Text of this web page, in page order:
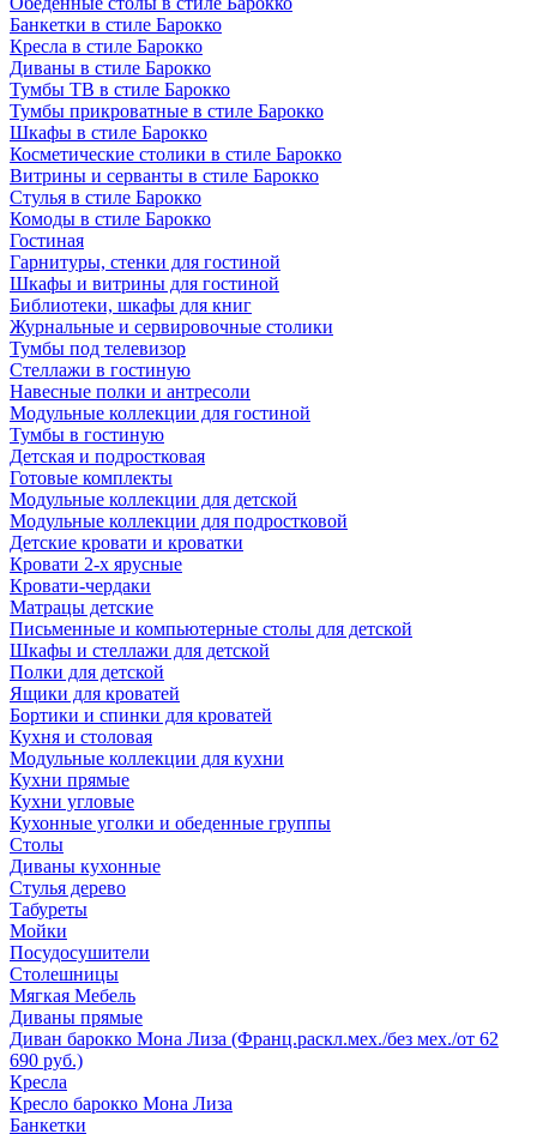
Банкетки в стиле Барокко
Кресла в стиле Барокко
Диваны в стиле Барокко
Тумбы ТВ в стиле Барокко
Тумбы прикроватные в стиле Барокко
Шкафы в стиле Барокко
Косметические столики в стиле Барокко
Витрины и серванты в стиле Барокко
Стулья в стиле Барокко
Комоды в стиле Барокко
Гостиная
Гарнитуры, стенки для гостиной
Шкафы и витрины для гостиной
Библиотеки, шкафы для книг
Журнальные и сервировочные столики
Тумбы под телевизор
Стеллажи в гостиную
Навесные полки и антресоли
Модульные коллекции для гостиной
Тумбы в гостиную
Детская и подростковая
Готовые комплекты
Модульные коллекции для детской
Модульные коллекции для подростковой
Детские кровати и кроватки
Кровати 2-х ярусные
Кровати-чердаки
Матрацы детские
Письменные и компьютерные столы для детской
Шкафы и стеллажи для детской
Полки для детской
Ящики для кроватей
Бортики и спинки для кроватей
Кухня и столовая
Модульные коллекции для кухни
Кухни прямые
Кухни угловые
Кухонные уголки и обеденные группы
Столы
Диваны кухонные
Стулья дерево
Табуреты
Мойки
Посудосушители
Столешницы
Мягкая Мебель
Диваны прямые
Диван барокко Мона Лиза (Франц.раскл.мех./без мех./от 62
690 руб.)
Кресла
Кресло барокко Мона Лиза
Банкетки